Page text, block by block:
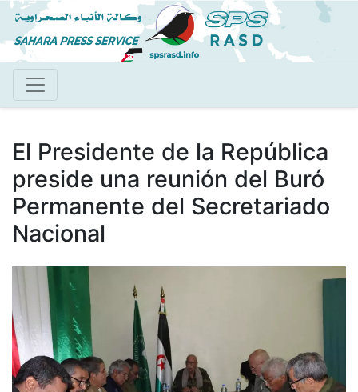
Pasar
al
contenido
El Presidente de la República
preside una reunión del Buró
Permanente del Secretariado
Nacional